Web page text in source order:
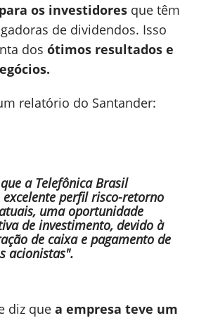
os investidores que têm
de dividendos. Isso
dos ótimos resultados e
relatório do Santander:
a Telefônica Brasil
perfil risco-retorno
uma oportunidade
de investimento, devido à
de caixa e pagamento de
acionistas".
diz que a empresa teve um